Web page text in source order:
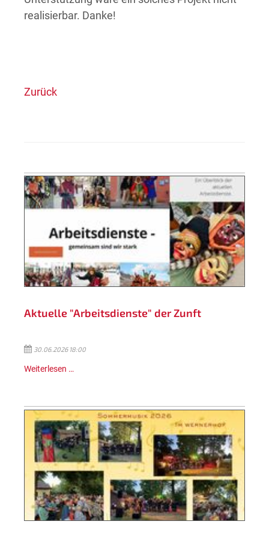
realisierbar. Danke!
Zurück
Aktuelle "Arbeitsdienste" der Zunft
30.06.2026 18:00
Weiterlesen …